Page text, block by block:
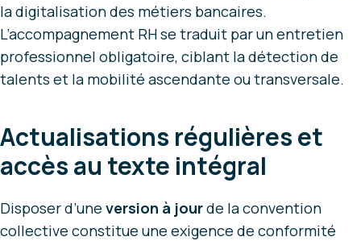
la digitalisation des métiers bancaires.
L’accompagnement RH se traduit par un entretien
professionnel obligatoire, ciblant la détection de
talents et la mobilité ascendante ou transversale.
Actualisations régulières et
accès au texte intégral
Disposer d’une version à jourde la convention
collective constitue une exigence de conformité